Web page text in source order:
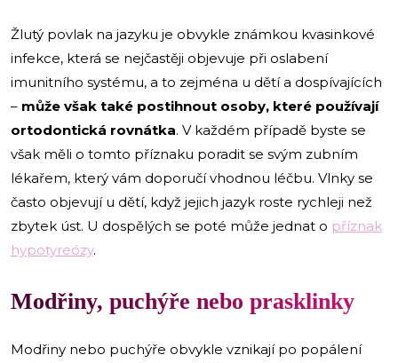
Žlutý povlak na jazyku je obvykle známkou kvasinkové
infekce, která se nejčastěji objevuje při oslabení
imunitního systému, a to zejména u dětí a dospívajících
– může však také postihnout osoby, které používají
ortodontická rovnátka. V každém případě byste se
však měli o tomto příznaku poradit se svým zubním
lékařem, který vám doporučí vhodnou léčbu. Vlnky se
často objevují u dětí, když jejich jazyk roste rychleji než
zbytek úst. U dospělých se poté může jednat o příznak
hypotyreózy.
Modřiny, puchýře nebo prasklinky
Modřiny nebo puchýře obvykle vznikají po popálení